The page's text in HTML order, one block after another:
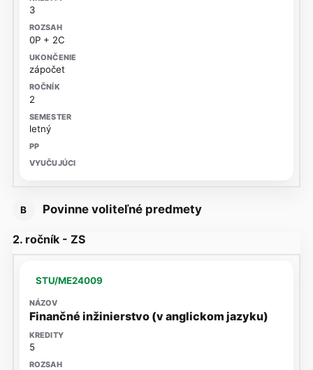
3
0P + 2C
zápočet
2
letný
B Povinne voliteľné predmety
2. ročník - ZS
STU/ME24009
Finančné inžinierstvo (v anglickom jazyku)
5